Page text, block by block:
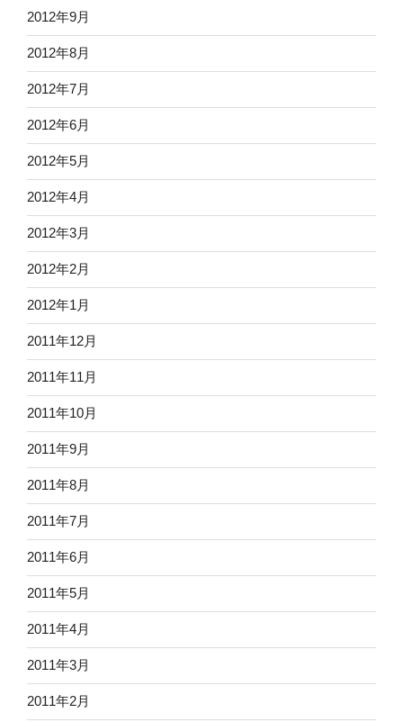
2012年9月
2012年8月
2012年7月
2012年6月
2012年5月
2012年4月
2012年3月
2012年2月
2012年1月
2011年12月
2011年11月
2011年10月
2011年9月
2011年8月
2011年7月
2011年6月
2011年5月
2011年4月
2011年3月
2011年2月